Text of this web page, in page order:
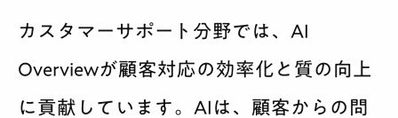
カスタマーサポート分野では、AI
Overviewが顧客対応の効率化と質の向上
に貢献しています。AIは、顧客からの問